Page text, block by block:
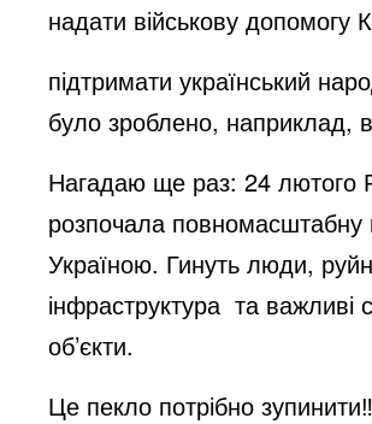
надати військову допомогу
підтримати український
було зроблено, наприклад, в
Нагадаю ще раз: 24 лютого
розпочала повномасштабну
Україною. Гинуть люди,
інфраструктура та важливі
об’єкти.
Це пекло потрібно зупинити‼️